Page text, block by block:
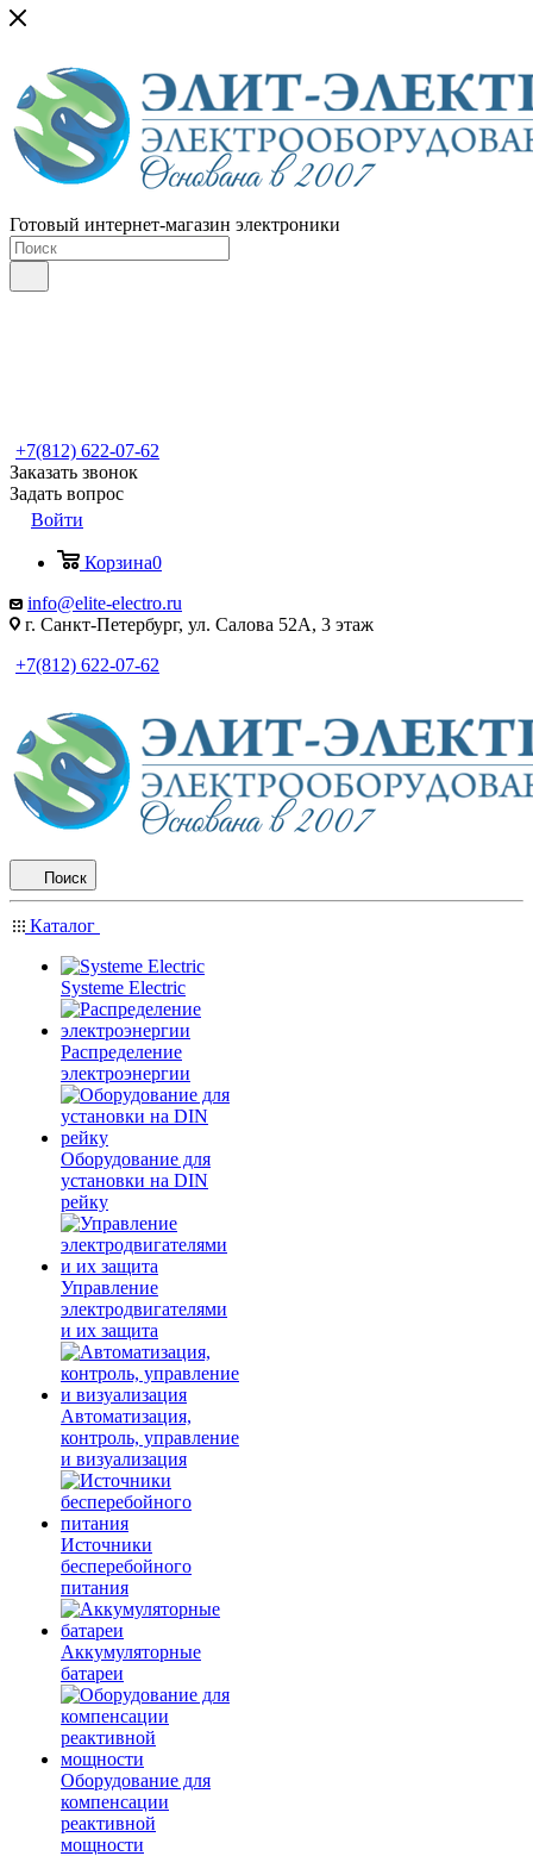
Готовый интернет-магазин электроники
+7(812) 622-07-62
Заказать звонок
Задать вопрос
Войти
Корзина0
info@elite-electro.ru
г. Санкт-Петербург, ул. Салова 52А, 3 этаж
+7(812) 622-07-62
Поиск
Каталог
Systeme Electric
Распределение
электроэнергии
Оборудование для
установки на DIN
рейку
Управление
электродвигателями
и их защита
Автоматизация,
контроль, управление
и визуализация
Источники
бесперебойного
питания
Аккумуляторные
батареи
Оборудование для
компенсации
реактивной
мощности